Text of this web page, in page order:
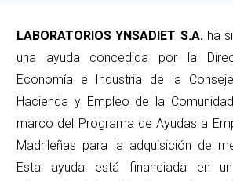
LABORATORIOS YNSADIET S.A.ha
una ayuda concedida por la
Economía e Industria de la
Hacienda y Empleo de la
marco del Programa de Ayudas a
Madrileñas para la adquisición de
Esta ayuda está financiada en